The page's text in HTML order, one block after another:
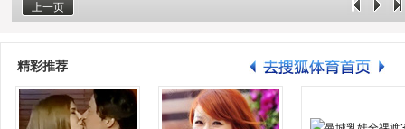
上一页
精彩推荐